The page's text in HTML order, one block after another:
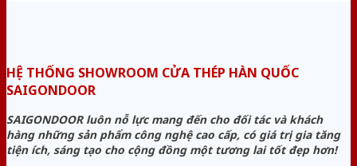
HỆ THỐNG SHOWROOM CỬA THÉP HÀN QUỐC
SAIGONDOOR
SAIGONDOOR luôn nỗ lực mang đến cho đối tác và khách
hàng những sản phẩm công nghệ cao cấp, có giá trị gia tăng
tiện ích, sáng tạo cho cộng đồng một tương lai tốt đẹp hơn!